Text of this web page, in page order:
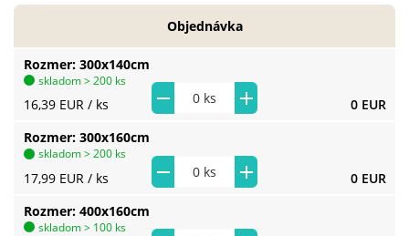
Rozmer 300x140cm
16,39 EUR / ks 0 EUR
skladom > 200 ks
Rozmer 300x160cm
17,99 EUR / ks 0 EUR
skladom > 200 ks
Rozmer 400x160cm
skladom > 100 ks
Objednávka